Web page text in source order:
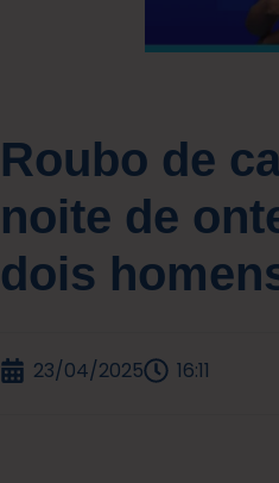
Roubo de
noite de
dois
23/04/2025 16:11